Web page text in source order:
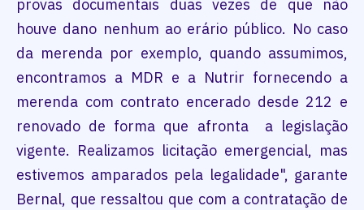
provas documentais duas vezes de que não
houve dano nenhum ao erário público. No caso
da merenda por exemplo, quando assumimos,
encontramos a MDR e a Nutrir fornecendo a
merenda com contrato encerado desde 212 e
renovado de forma que afronta a legislação
vigente. Realizamos licitação emergencial, mas
estivemos amparados pela legalidade", garante
Bernal, que ressaltou que com a contratação de